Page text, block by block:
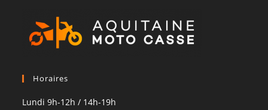
Horaires
Lundi 9h-12h / 14h-19h